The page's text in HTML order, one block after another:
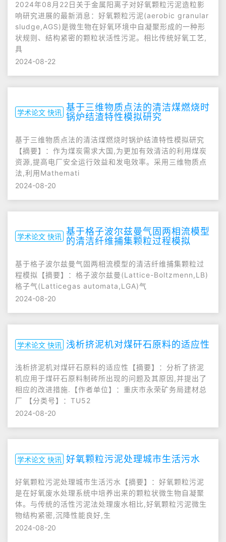
2024年08月22日关于金属阳离子对好氧颗粒污泥造粒影
响研究进展的最新消息：好氧颗粒污泥(aerobic granular
sludge,AGS)是微生物在好氧环境中自凝聚形成的一种形
状规则、结构紧密的颗粒状活性污泥。相比传统好氧工艺,
具
2024-08-22
学术论文 快讯 基于三维物质点法的清洁煤燃烧时
锅炉结渣特性模拟研究
基于三维物质点法的清洁煤燃烧时锅炉结渣特性模拟研究
【摘要】：作为煤炭需求大国,为更加有效清洁的利用煤炭
资源,提高电厂安全运行效益和发电效率。采用三维物质点
法,利用Mathemati
2024-08-20
学术论文 快讯 基于格子波尔兹曼气固两相流模型
的清洁纤维捕集颗粒过程模拟
基于格子波尔兹曼气固两相流模型的清洁纤维捕集颗粒过
程模拟【摘要】：格子波尔兹曼(Lattice-Boltzmenn,LB)
格子气(Latticegas automata,LGA)气
2024-08-20
学术论文 快讯 浅析挤泥机对煤矸石原料的适应性
浅析挤泥机对煤矸石原料的适应性【摘要】：分析了挤泥
机应用于煤矸石原料制砖所出现的问题及其原因,并提出了
相应的改进措施.【作者单位】：重庆市永荣矿务局建材总
厂 【分类号】：TU52
2024-08-20
学术论文 快讯 好氧颗粒污泥处理城市生活污水
好氧颗粒污泥处理城市生活污水【摘要】：好氧颗粒污泥
是在好氧废水处理系统中培养出来的颗粒状微生物自凝聚
体。与传统的活性污泥法处理废水相比,好氧颗粒污泥微生
物结构紧密,沉降性能良好,生
2024-08-20